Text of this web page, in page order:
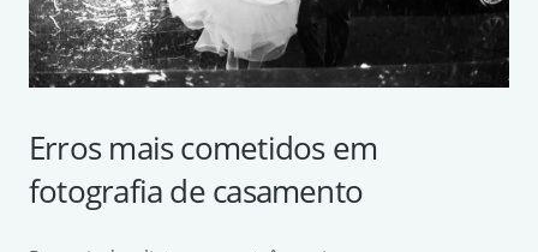
Erros mais cometidos em
fotografia de casamento